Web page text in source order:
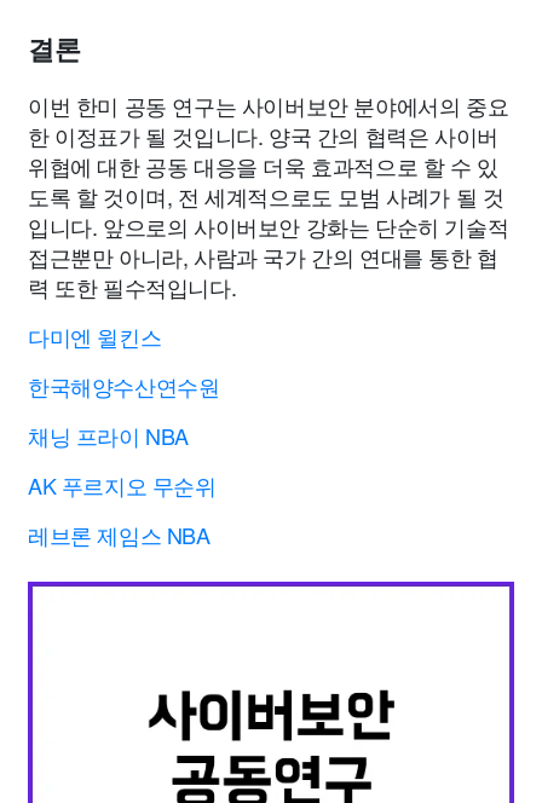
결론
이번 한미 공동 연구는 사이버보안 분야에서의 중요
한 이정표가 될 것입니다. 양국 간의 협력은 사이버
위협에 대한 공동 대응을 더욱 효과적으로 할 수 있
도록 할 것이며, 전 세계적으로도 모범 사례가 될 것
입니다. 앞으로의 사이버보안 강화는 단순히 기술적
접근뿐만 아니라, 사람과 국가 간의 연대를 통한 협
력 또한 필수적입니다.
다미엔 윌킨스
한국해양수산연수원
채닝 프라이 NBA
AK 푸르지오 무순위
레브론 제임스 NBA